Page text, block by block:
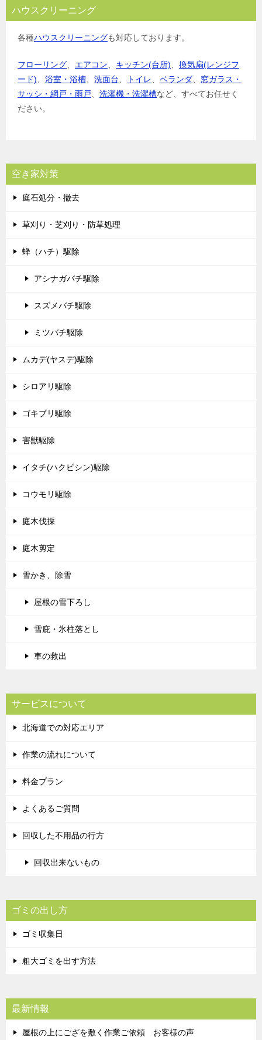
ハウスクリーニング
各種ハウスクリーニングも対応しております。
フローリング エアコン キッチン(台所)
換気扇(レンジフ
ード)
浴室・浴槽 洗面台 トイレ ベランダ
窓ガラス・
サッシ・網戸・雨戸
洗濯機・洗濯槽など、すべてお任せく
ださい。
空き家対策
庭石処分・撤去
草刈り・芝刈り・防草処理
蜂（ハチ）駆除
アシナガバチ駆除
スズメバチ駆除
ミツバチ駆除
ムカデ(ヤスデ)駆除
シロアリ駆除
ゴキブリ駆除
害獣駆除
イタチ(ハクビシン)駆除
コウモリ駆除
庭木伐採
庭木剪定
雪かき、除雪
屋根の雪下ろし
雪庇・氷柱落とし
車の救出
サービスについて
北海道での対応エリア
作業の流れについて
料金プラン
よくあるご質問
回収した不用品の行方
回収出来ないもの
ゴミの出し方
ゴミ収集日
粗大ゴミを出す方法
最新情報
屋根の上にござを敷く作業ご依頼 お客様の声